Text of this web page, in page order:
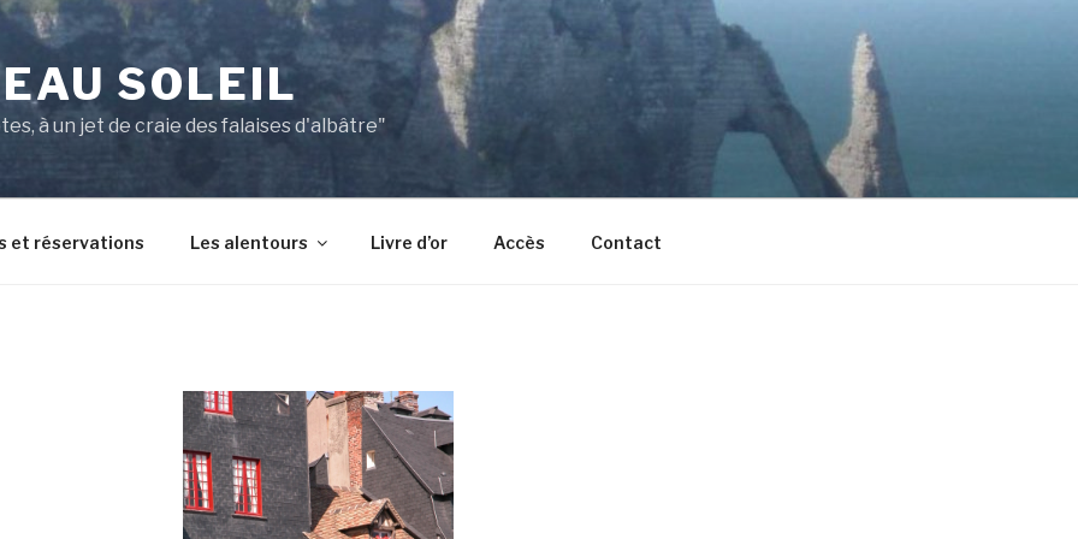
SOLEIL
à un jet de craie des falaises d'albâtre"
et réservations Les alentours Livre d’or Accès Contact